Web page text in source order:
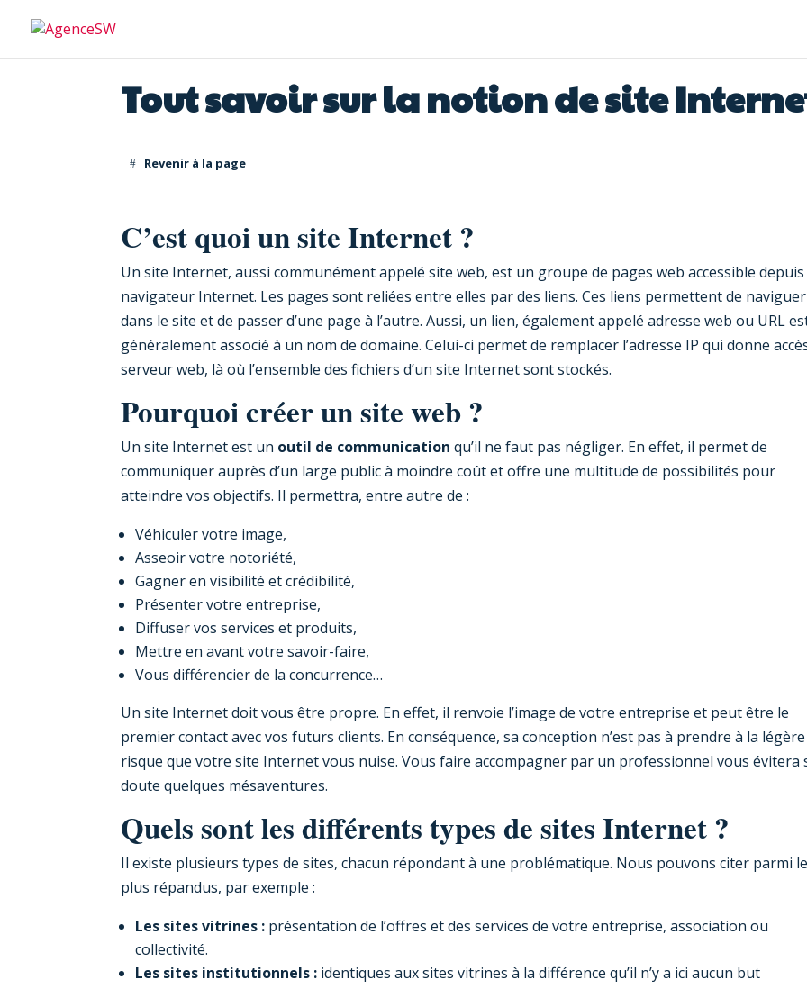
Tout savoir sur la notion de site
Revenir à la page
C’est quoi un site Internet ?
Un site Internet, aussi communément appelé site web, est un groupe de pages web accessible
navigateur Internet. Les pages sont reliées entre elles par des liens. Ces liens permettent de naviguer
dans le site et de passer d’une page à l’autre. Aussi, un lien, également appelé adresse web ou URL
généralement associé à un nom de domaine. Celui-ci permet de remplacer l’adresse IP qui donne
serveur web, là où l’ensemble des fichiers d’un site Internet sont stockés.
Pourquoi créer un site web ?
Un site Internet est un outil de communication qu’il ne faut pas négliger. En effet, il permet de
communiquer auprès d’un large public à moindre coût et offre une multitude de possibilités pour
atteindre vos objectifs. Il permettra, entre autre de :
Véhiculer votre image,
Asseoir votre notoriété,
Gagner en visibilité et crédibilité,
Présenter votre entreprise,
Diffuser vos services et produits,
Mettre en avant votre savoir-faire,
Vous différencier de la concurrence…
Un site Internet doit vous être propre. En effet, il renvoie l’image de votre entreprise et peut être le
premier contact avec vos futurs clients. En conséquence, sa conception n’est pas à prendre à la
risque que votre site Internet vous nuise. Vous faire accompagner par un professionnel vous évitera
doute quelques mésaventures.
Quels sont les différents types de sites Internet ?
Il existe plusieurs types de sites, chacun répondant à une problématique. Nous pouvons citer parmi
plus répandus, par exemple :
Les sites vitrines :présentation de l’offres et des services de votre entreprise, association ou
collectivité.
Les sites institutionnels :identiques aux sites vitrines à la différence qu’il n’y a ici aucun but